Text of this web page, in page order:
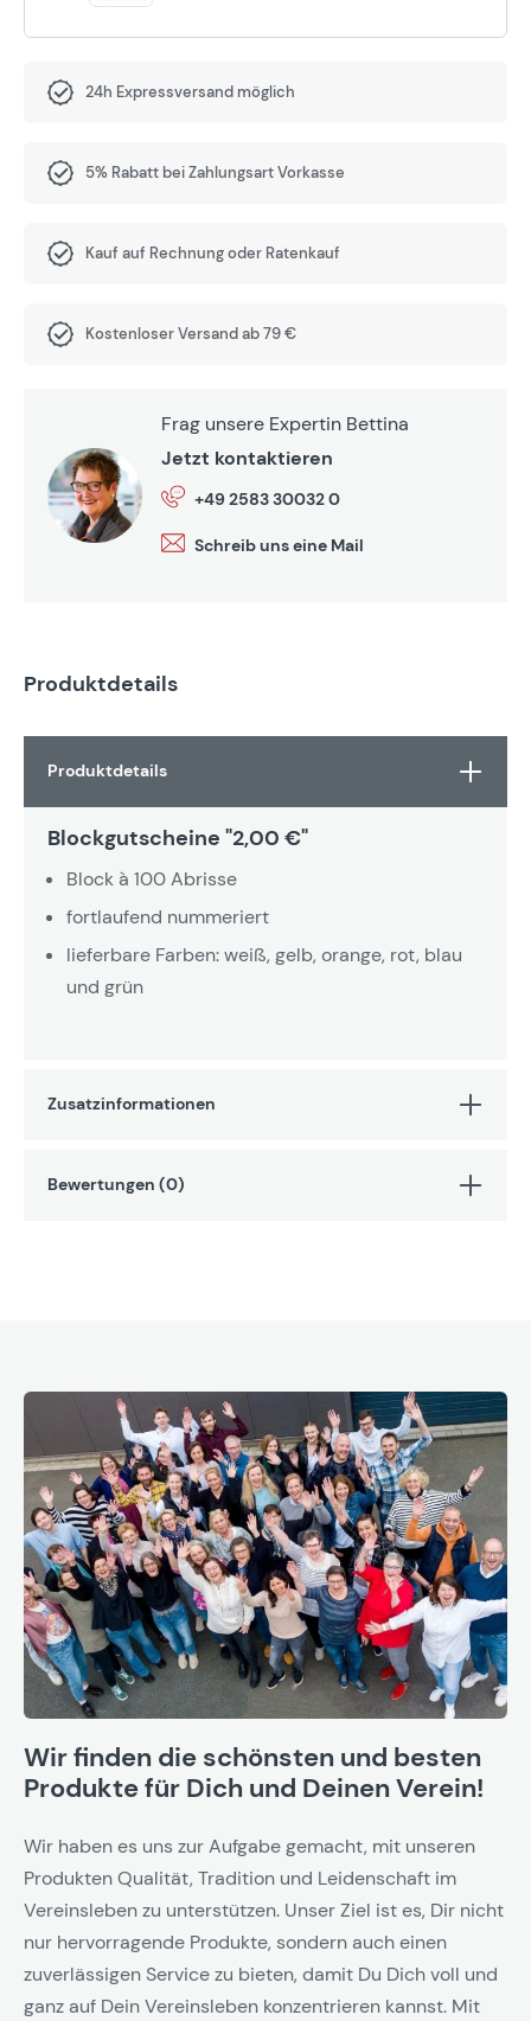
24h Expressversand möglich
5% Rabatt bei Zahlungsart Vorkasse
Kauf auf Rechnung oder Ratenkauf
Kostenloser Versand ab 79 €
Frag unsere Expertin Bettina
Jetzt kontaktieren
+49 2583 30032 0
Schreib uns eine Mail
Produktdetails
Produktdetails
Blockgutscheine "2,00 €"
Block à 100 Abrisse
fortlaufend nummeriert
lieferbare Farben: weiß, gelb, orange, rot, blau
und grün
Zusatzinformationen
Bewertungen (0)
Wir finden die schönsten und besten
Produkte für Dich und Deinen Verein!
Wir haben es uns zur Aufgabe gemacht, mit unseren
Produkten Qualität, Tradition und Leidenschaft im
Vereinsleben zu unterstützen. Unser Ziel ist es, Dir nicht
nur hervorragende Produkte, sondern auch einen
zuverlässigen Service zu bieten, damit Du Dich voll und
ganz auf Dein Vereinsleben konzentrieren kannst. Mit